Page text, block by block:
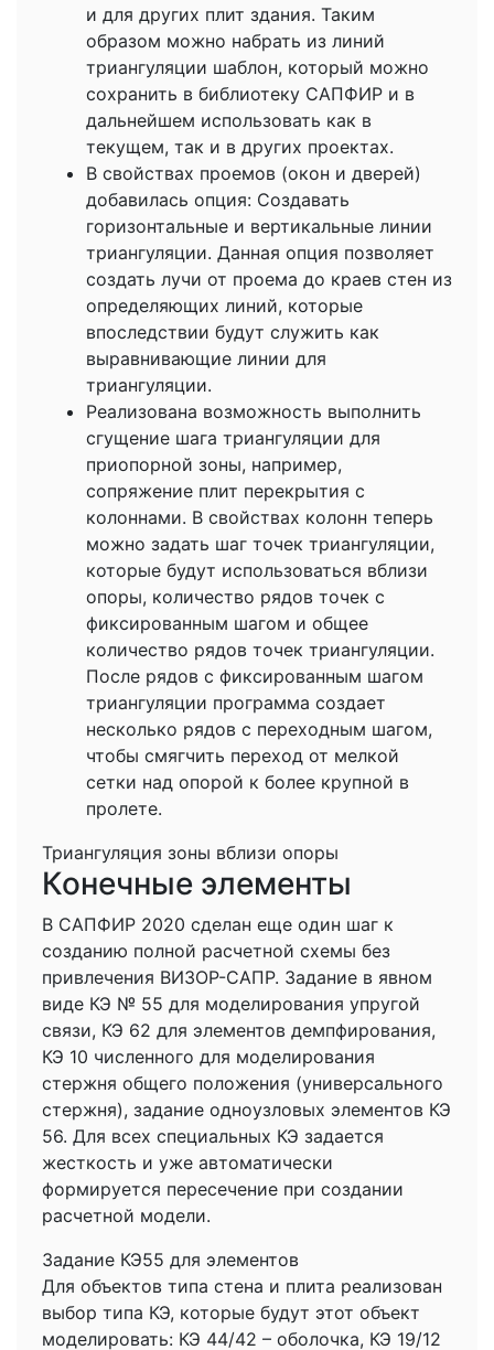
и для других плит здания. Таким
образом можно набрать из линий
триангуляции шаблон, который можно
сохранить в библиотеку САПФИР и в
дальнейшем использовать как в
текущем, так и в других проектах.
В свойствах проемов (окон и дверей)
добавилась опция: Создавать
горизонтальные и вертикальные линии
триангуляции. Данная опция позволяет
создать лучи от проема до краев стен из
определяющих линий, которые
впоследствии будут служить как
выравнивающие линии для
триангуляции.
Реализована возможность выполнить
сгущение шага триангуляции для
приопорной зоны, например,
сопряжение плит перекрытия с
колоннами. В свойствах колонн теперь
можно задать шаг точек триангуляции,
которые будут использоваться вблизи
опоры, количество рядов точек с
фиксированным шагом и общее
количество рядов точек триангуляции.
После рядов с фиксированным шагом
триангуляции программа создает
несколько рядов с переходным шагом,
чтобы смягчить переход от мелкой
сетки над опорой к более крупной в
пролете.
Триангуляция зоны вблизи опоры
Конечные элементы
В САПФИР 2020 сделан еще один шаг к
созданию полной расчетной схемы без
привлечения ВИЗОР-САПР. Задание в явном
виде КЭ № 55 для моделирования упругой
связи, КЭ 62 для элементов демпфирования,
КЭ 10 численного для моделирования
стержня общего положения (универсального
стержня), задание одноузловых элементов КЭ
56. Для всех специальных КЭ задается
жесткость и уже автоматически
формируется пересечение при создании
расчетной модели.
Задание КЭ55 для элементов
Для объектов типа стена и плита реализован
выбор типа КЭ, которые будут этот объект
моделировать: КЭ 44/42 – оболочка, КЭ 19/12